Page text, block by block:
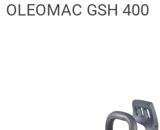
Agricoltura
Accessori
OLEOMAC GSH 400